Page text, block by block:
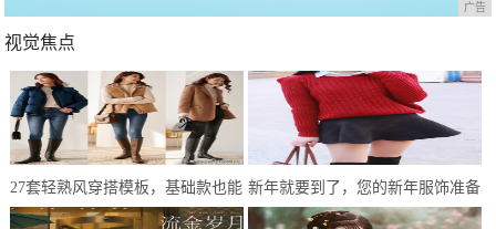
广告
视觉焦点
27套轻熟风穿搭模板，基础款也能
简约不单调，冬末初春就这样穿
新年就要到了，您的新年服饰准备
好了吗？